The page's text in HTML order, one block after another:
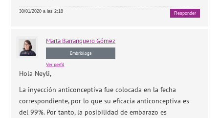
30/01/2020 a las 2:18 Responder
Marta Barranquero Gómez
Embrióloga
Ver perfil
Hola Neyli,
La inyección anticonceptiva fue colocada en la fecha
correspondiente, por lo que su eficacia anticonceptiva es
del 99%. Por tanto, la posibilidad de embarazo es